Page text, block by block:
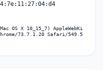
OS X 10_15_7) AppleWebKi
73.7.1.20 Safari/549.5